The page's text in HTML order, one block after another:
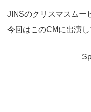
JINSのクリスマスムー
今回はこのCMに出演